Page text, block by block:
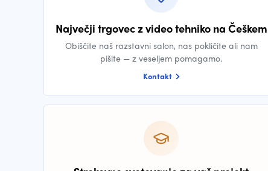
Največji trgovec z video tehniko na Češkem
Obiščite naš razstavni salon, nas pokličite ali nam
pišite — z veseljem pomagamo.
Kontakt